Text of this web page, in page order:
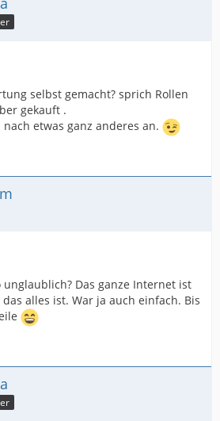
selbst gemacht? sprich Rollen
gekauft .
etwas ganz anderes an.
Das ganze Internet ist
alles ist. War ja auch einfach. Bis